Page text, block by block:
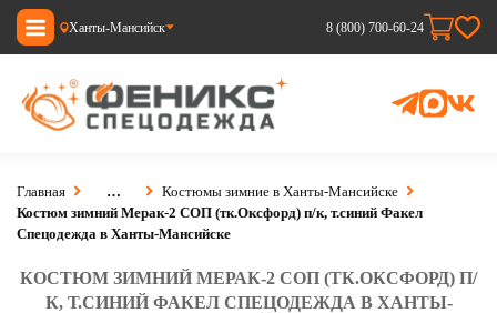
Ханты-Мансийск 8 (800) 700-60-24
Главная …
Костюмы зимние в Ханты-Мансийске
Костюм зимний Мерак-2 СОП (тк.Оксфорд) п/к, т.синий Факел
Спецодежда в Ханты-Мансийске
КОСТЮМ ЗИМНИЙ МЕРАК-2 СОП (ТК.ОКСФОРД) П/
К, Т.СИНИЙ ФАКЕЛ СПЕЦОДЕЖДА В ХАНТЫ-